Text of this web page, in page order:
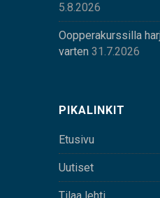
5.8.2026
Oopperakurssilla
varten 31.7.2026
PIKALINKIT
Etusivu
Uutiset